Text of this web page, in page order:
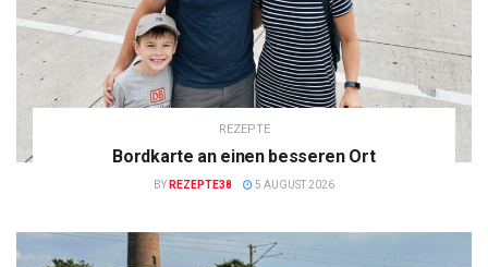
REZEPTE
Bordkarte an einen besseren Ort
BY REZEPTE38 5 AUGUST 2026